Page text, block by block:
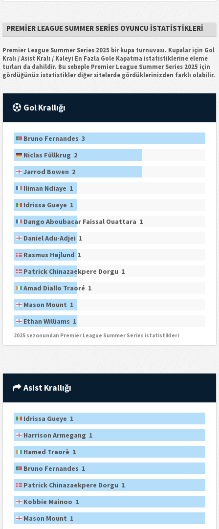
PREMIER LEAGUE SUMMER SERIES OYUNCU İSTATISTIKLERI
Premier League Summer Series 2025 bir kupa turnuvası. Kupalar için Gol
Kralı / Asist Kralı / Kaleyi En Fazla Gole Kapatma istatistiklerine eleme
turları da dahildir. Bu sebeple Premier League Summer Series 2025 için
gördüğünüz istatistikler diğer sitelerde gördüklerinizden farklı olabilir.
Gol Krallığı
Bruno Fernandes 3
Niclas Füllkrug 2
Jarrod Bowen 2
Iliman Ndiaye 1
Idrissa Gueye 1
Dango Aboubacar Faissal Ouattara 1
Daniel Adu-Adjei 1
Rasmus Højlund 1
Patrick Chinazaekpere Dorgu 1
Amad Diallo Traoré 1
Mason Mount 1
Ethan Williams 1
2025 sezonundan Premier League Summer Series istatistikleri
Asist Krallığı
Idrissa Gueye 1
Harrison Armegang 1
Hamed Traorè 1
Bruno Fernandes 1
Patrick Chinazaekpere Dorgu 1
Kobbie Mainoo 1
Mason Mount 1